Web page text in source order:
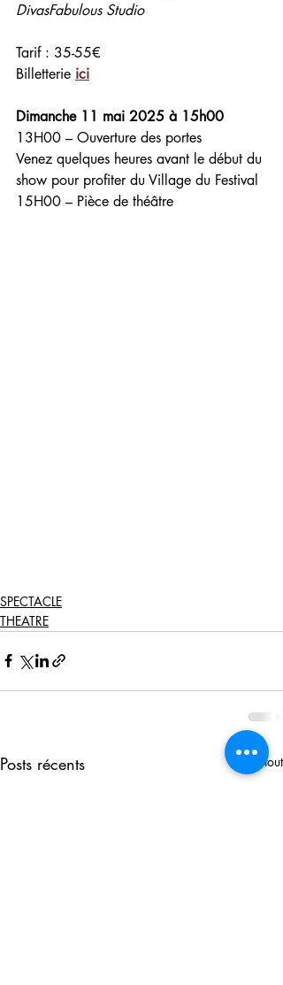
DivasFabulous Studio
Tarif : 35-55€
Billetterie ici
Dimanche 11 mai 2025 à 15h00
13H00 – Ouverture des portes
Venez quelques heures avant le début du
show pour profiter du Village du Festival
15H00 – Pièce de théâtre
SPECTACLE
THEATRE
Posts récents Voir tout